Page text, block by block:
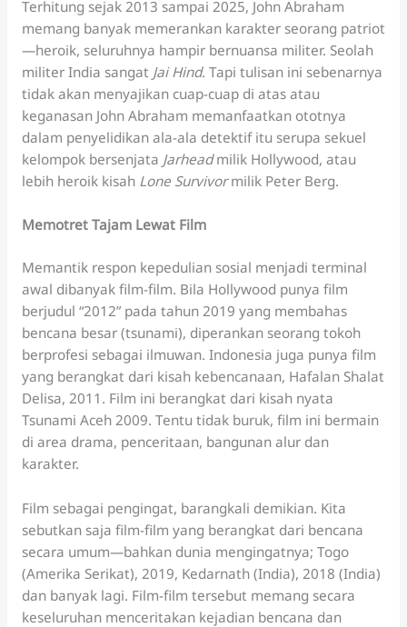
Terhitung sejak 2013 sampai 2025, John Abraham
memang banyak memerankan karakter seorang patriot
—heroik, seluruhnya hampir bernuansa militer. Seolah
militer India sangat Jai Hind. Tapi tulisan ini sebenarnya
tidak akan menyajikan cuap-cuap di atas atau
keganasan John Abraham memanfaatkan ototnya
dalam penyelidikan ala-ala detektif itu serupa sekuel
kelompok bersenjata Jarheadmilik Hollywood, atau
lebih heroik kisah Lone Survivormilik Peter Berg.
Memotret Tajam Lewat Film
Memantik respon kepedulian sosial menjadi terminal
awal dibanyak film-film. Bila Hollywood punya film
berjudul “2012” pada tahun 2019 yang membahas
bencana besar (tsunami), diperankan seorang tokoh
berprofesi sebagai ilmuwan. Indonesia juga punya film
yang berangkat dari kisah kebencanaan, Hafalan Shalat
Delisa, 2011. Film ini berangkat dari kisah nyata
Tsunami Aceh 2009. Tentu tidak buruk, film ini bermain
di area drama, penceritaan, bangunan alur dan
karakter.
Film sebagai pengingat, barangkali demikian. Kita
sebutkan saja film-film yang berangkat dari bencana
secara umum—bahkan dunia mengingatnya; Togo
(Amerika Serikat), 2019, Kedarnath (India), 2018 (India)
dan banyak lagi. Film-film tersebut memang secara
keseluruhan menceritakan kejadian bencana dan